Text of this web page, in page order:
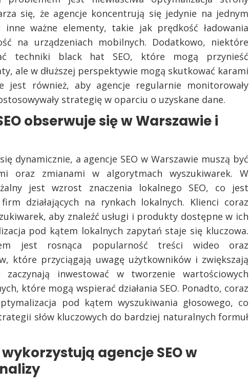
się, że agencje koncentrują się jedynie na jednym
inne ważne elementy, takie jak prędkość ładowania
na urządzeniach mobilnych. Dodatkowo, niektóre
techniki black hat SEO, które mogą przynieść
ale w dłuższej perspektywie mogą skutkować karami
jest również, aby agencje regularnie monitorowały
strategię w oparciu o uzyskane dane.
obserwuje się w Warszawie i
dynamicznie, a agencje SEO w Warszawie muszą być
oraz zmianami w algorytmach wyszukiwarek. W
jest wzrost znaczenia lokalnego SEO, co jest
działających na rynkach lokalnych. Klienci coraz
aby znaleźć usługi i produkty dostępne w ich
pod kątem lokalnych zapytań staje się kluczowa.
jest rosnąca popularność treści wideo oraz
które przyciągają uwagę użytkowników i zwiększają
zaczynają inwestować w tworzenie wartościowych
które mogą wspierać działania SEO. Ponadto, coraz
pod kątem wyszukiwania głosowego, co
słów kluczowych do bardziej naturalnych formuł
agencje SEO w